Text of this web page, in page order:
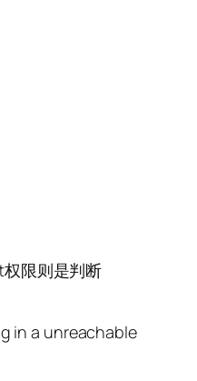
限则是判断
in a unreachable